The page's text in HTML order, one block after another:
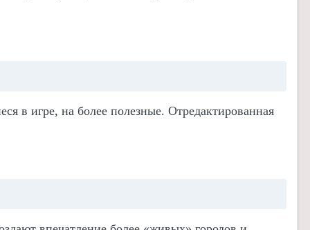
в игре, на более полезные. Отредактированная